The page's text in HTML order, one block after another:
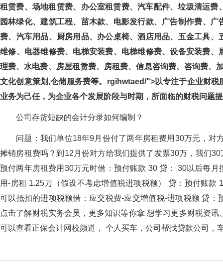
租赁费、场地租赁费、办公室租赁费、汽车配件、垃圾清运费
园林绿化、建筑工程、苗木款、电影发行款、广告制作费
费、汽车用品、厨房用品、办公桌椅、酒店用品、五金工具
维修、电器维修费、电梯安装费、电梯维修费、设备安装费
理费、水电费、房屋租赁费、房租费、信息咨询费、咨询费
文化创意策划,仓储服务费等。rgihwtaed/">以专注于企业财
业务为己任，为企业各个发展阶段与时期，所面临的财税问题
公司存货短缺的会计分录如何编制？
问题：我们单位18年9月份付了两年房租费用30万元，对
摊销房租费吗？到12月份对方给我们提供了发票30万，我们30
预付两年房租费用30万元时借：预付账款 30 贷： 30以后每月
用-房租 1.25万（假设不考虑增值税进项税额） 贷：预付账款
可以抵扣的进项税额借：应交税费-应交增值税-进项税额 贷：
点击了解财税实务会员，更多知识等你拿 想学习更多财税资讯、
可以查看正保会计网校频道， 个人买车，公司帮找贷款公司，